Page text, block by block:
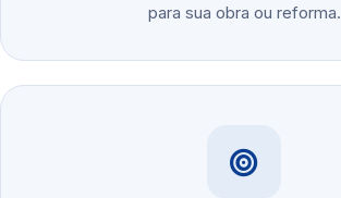
para sua obra ou reforma.